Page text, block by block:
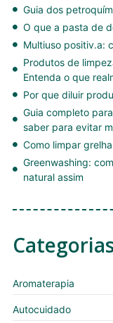
Guia dos
O que a pasta de
Multiuso positiv.a:
Produtos de
Entenda o que
Por que diluir
Guia completo
saber para evitar
Como limpar
Greenwashing:
natural assim
Aromaterapia
Autocuidado